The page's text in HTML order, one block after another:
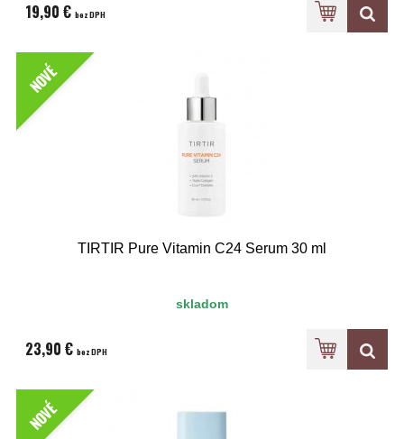
19,90 € bez DPH
NOVÉ
TIRTIR Pure Vitamin C24 Serum 30 ml
skladom
23,90 € bez DPH
NOVÉ